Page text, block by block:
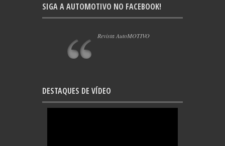
SIGA A AUTOMOTIVO NO FACEBOOK!
Revista AutoMOTIVO
DESTAQUES DE VÍDEO